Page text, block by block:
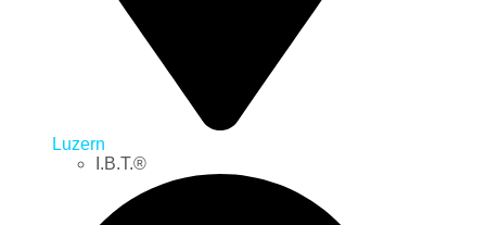
Luzern
I.B.T.®